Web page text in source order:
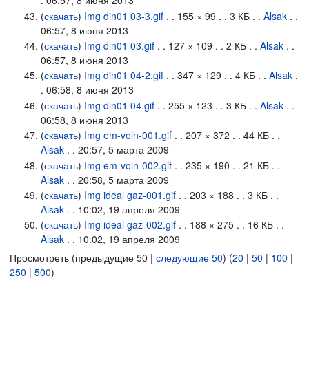
(скачать) Img din01 03-3.gif. . 155 × 99 . . 3 КБ . . Alsak. .
06:57, 8 июня 2013
(скачать) Img din01 03.gif. . 127 × 109 . . 2 КБ . . Alsak. .
06:57, 8 июня 2013
(скачать) Img din01 04-2.gif. . 347 × 129 . . 4 КБ . . Alsak.
. 06:58, 8 июня 2013
(скачать) Img din01 04.gif. . 255 × 123 . . 3 КБ . . Alsak. .
06:58, 8 июня 2013
(скачать) Img em-voln-001.gif. . 207 × 372 . . 44 КБ . .
Alsak. . 20:57, 5 марта 2009
(скачать) Img em-voln-002.gif. . 235 × 190 . . 21 КБ . .
Alsak. . 20:58, 5 марта 2009
(скачать) Img ideal gaz-001.gif. . 203 × 188 . . 3 КБ . .
Alsak. . 10:02, 19 апреля 2009
(скачать) Img ideal gaz-002.gif. . 188 × 275 . . 16 КБ . .
Alsak. . 10:02, 19 апреля 2009
Просмотреть (предыдущие 50 | следующие 50) (20 | 50 | 100 |
250 | 500)